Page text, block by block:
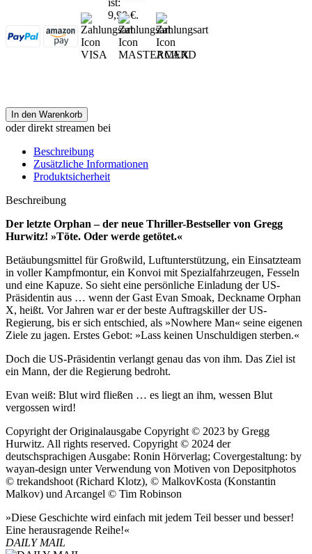
9,90 €.
In den Warenkorb
oder direkt streamen bei
Beschreibung
Zusätzliche Informationen
Produktsicherheit
Beschreibung
Der letzte Orphan – der neue Thriller-Bestseller von Gregg
Hurwitz! »Töte. Oder werde getötet.«
Betäubungsmittel für Großwild, Luftunterstützung, ein Einsatzteam
in voller Kampfmontur, ein Konvoi mit Spezialfahrzeugen, Fesseln
und eine Kapuze. So sieht eine persönliche Einladung der US-
Präsidentin aus … wenn der Gast Evan Smoak, Deckname Orphan
X, heißt. Vor Jahren war er der beste Auftragskiller der US-
Regierung, bis er sich entschied, als »Nowhere Man« seine eigenen
Ziele zu jagen. Erstes Gebot: »Lass keinen Unschuldigen sterben.«
Doch die US-Präsidentin verlangt genau das von ihm. Das Ziel ist
ein Mann, der die Regierung bedroht.
Evan weiß: Blut wird fließen … es liegt an ihm, wessen Blut
vergossen wird!
Copyright der Originalausgabe Copyright © 2023 by Gregg
Hurwitz. All rights reserved. Copyright © 2024 der
deutschsprachigen Ausgabe: Ronin Hörverlag; Covergestaltung: by
wayan-design unter Verwendung von Motiven von Depositphotos
© trekandshoot (Richard Klotz), © MalkovKosta (Konstantin
Malkov) und Arcangel © Tim Robinson
»Diese Geschichte wird einfach mit jedem Teil besser und besser!
Eine herausragende Reihe!«
DAILY MAIL